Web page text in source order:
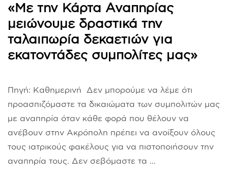
«Με την Κάρτα Αναπηρίας
μειώνουμε δραστικά την
ταλαιπωρία δεκαετιών για
εκατοντάδες συμπολίτες μας»
Πηγή: Καθημερινή Δεν μπορούμε να λέμε ότι
προασπιζόμαστε τα δικαιώματα των συμπολιτών μας
με αναπηρία όταν κάθε φορά που θέλουν να
ανέβουν στην Ακρόπολη πρέπει να ανοίξουν όλους
τους ιατρικούς φακέλους για να πιστοποιήσουν την
αναπηρία τους. Δεν σεβόμαστε τα …